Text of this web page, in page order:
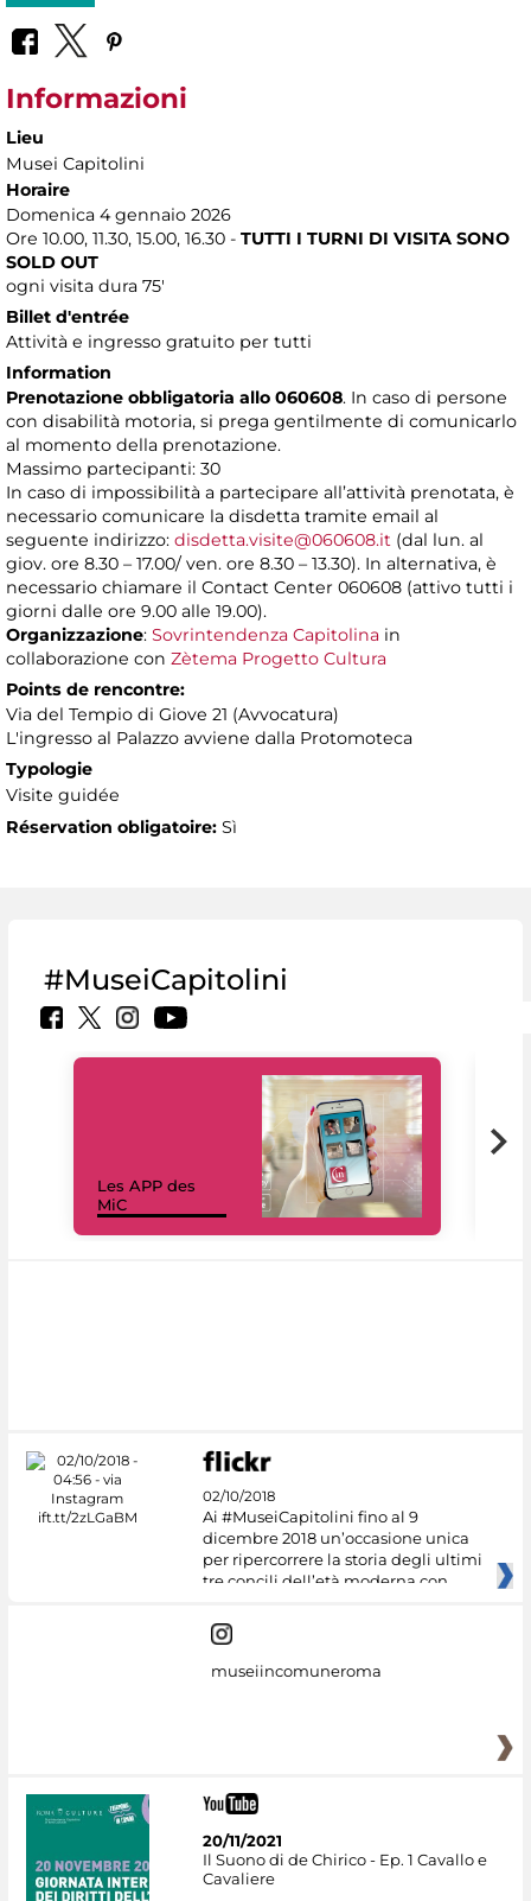
Informazioni
Lieu
Musei Capitolini
Horaire
Domenica 4 gennaio 2026
Ore 10.00, 11.30, 15.00, 16.30 - TUTTI I TURNI DI VISITA SONO
SOLD OUT
ogni visita dura 75'
Billet d'entrée
Attività e ingresso gratuito per tutti
Information
Prenotazione obbligatoria allo 060608. In caso di persone
con disabilità motoria, si prega gentilmente di comunicarlo
al momento della prenotazione.
Massimo partecipanti: 30
In caso di impossibilità a partecipare all’attività prenotata, è
necessario comunicare la disdetta tramite email al
seguente indirizzo: disdetta.visite@060608.it (dal lun. al
giov. ore 8.30 – 17.00/ ven. ore 8.30 – 13.30). In alternativa, è
necessario chiamare il Contact Center 060608 (attivo tutti i
giorni dalle ore 9.00 alle 19.00).
Organizzazione: Sovrintendenza Capitolina in
collaborazione con Zètema Progetto Cultura
Points de rencontre:
Via del Tempio di Giove 21 (Avvocatura)
L'ingresso al Palazzo avviene dalla Protomoteca
Typologie
Visite guidée
Réservation obligatoire: Sì
#MuseiCapitolini
Les APP des
MiC
02/10/2018
Ai #MuseiCapitolini fino al 9
dicembre 2018 un’occasione unica
per ripercorrere la storia degli ultimi
tre concili dell’età moderna con
museiincomuneroma
20/11/2021
Il Suono di de Chirico - Ep. 1 Cavallo e
Cavaliere